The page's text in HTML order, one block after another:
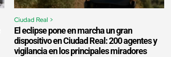
Ciudad Real >
El eclipse pone en marcha un gran
dispositivo en Ciudad Real: 200 agentes y
vigilancia en los principales miradores